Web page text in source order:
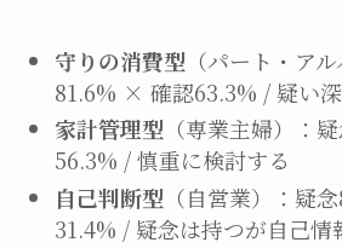
守りの消費型（パート・ア
81.6% × 確認63.3% / 疑い
家計管理型（専業主婦）：
56.3% / 慎重に検討する
自己判断型（自営業）：疑
31.4% / 疑念は持つが自己情